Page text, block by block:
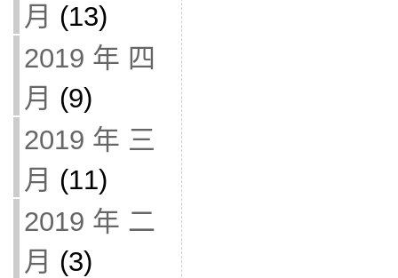
月 (13)
2019 年 四
月 (9)
2019 年 三
月 (11)
2019 年 二
月 (3)